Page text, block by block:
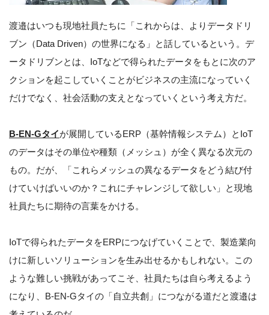
渡邉はいつも現地社員たちに「これからは、よりデータドリ
ブン（Data Driven）の世界になる」と話しているという。デ
ータドリブンとは、IoTなどで得られたデータをもとに次のア
クションを起こしていくことがビジネスの主流になっていく
だけでなく、社会活動の支えとなっていくという考え方だ。
B-EN-Gタイが展開しているERP（基幹情報システム）とIoT
のデータはその単位や種類（メッシュ）が全く異なる次元の
もの。だが、「これらメッシュの異なるデータをどう結び付
けていけばいいのか？これにチャレンジして欲しい」と現地
社員たちに期待の言葉をかける。
IoTで得られたデータをERPにつなげていくことで、製造業向
けに新しいソリューションを生み出せるかもしれない。この
ような難しい挑戦があってこそ、社員たちは自ら考えるよう
になり、B-EN-Gタイの「自立共創」につながる道だと渡邉は